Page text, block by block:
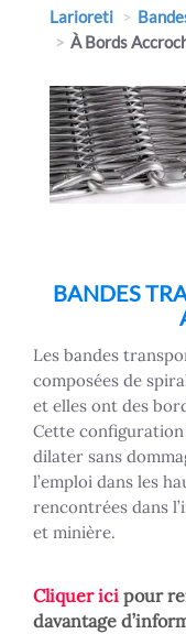
Larioreti
À Bords
BANDES
Les bandes
composées de
et elles ont des
Cette configuration
dilater sans
l’emploi dans les
rencontrées dans
et minière.
Cliquer ici pour
davantage